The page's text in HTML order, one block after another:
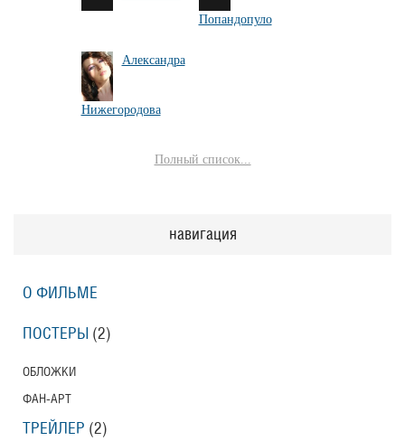
Попандопуло
Александра
Нижегородова
Полный список...
навигация
О ФИЛЬМЕ
ПОСТЕРЫ (2)
ОБЛОЖКИ
ФАН-АРТ
ТРЕЙЛЕР (2)